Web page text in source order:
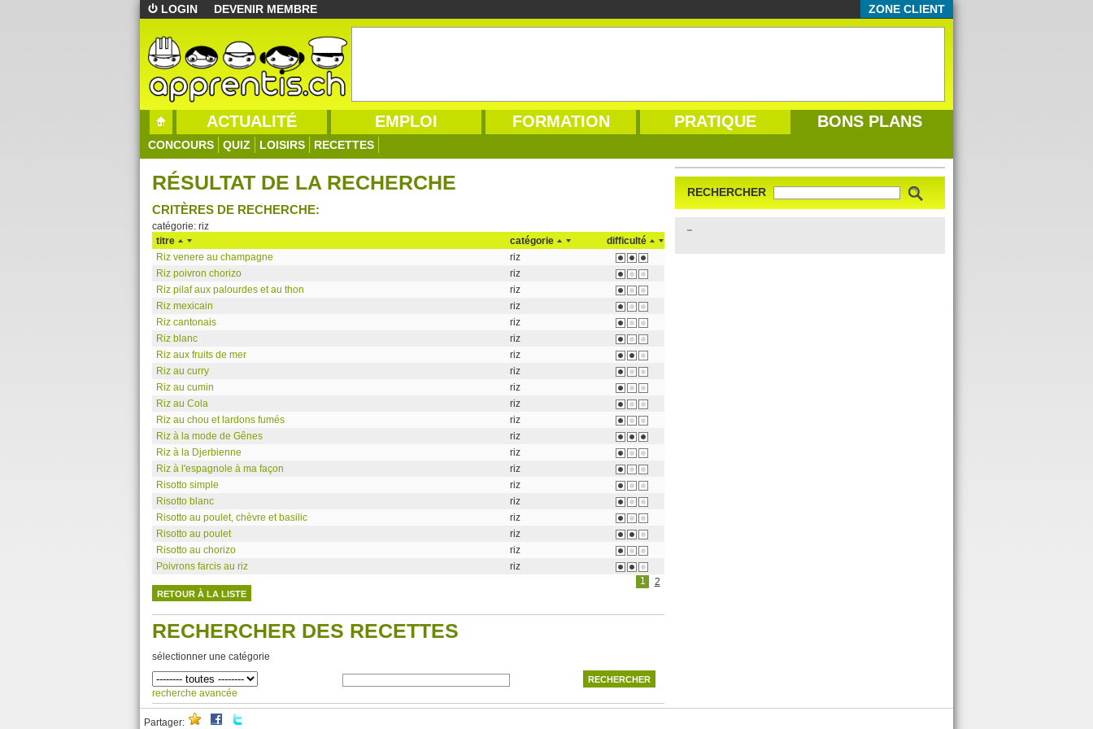
LOGIN DEVENIR MEMBRE ZONE CLIENT
ACTUALITÉ EMPLOI FORMATION PRATIQUE BONS PLANS
CONCOURS QUIZ LOISIRS RECETTES
RECHERCHER
RÉSULTAT DE LA RECHERCHE
CRITÈRES DE RECHERCHE:
catégorie: riz
titre
catégorie
difficulté
Riz venere au champagne
riz
Riz poivron chorizo
riz
Riz pilaf aux palourdes et au thon
riz
Riz mexicain
riz
Riz cantonais
riz
Riz blanc
riz
Riz aux fruits de mer
riz
Riz au curry
riz
Riz au cumin
riz
Riz au Cola
riz
Riz au chou et lardons fumés
riz
Riz à la mode de Gênes
riz
Riz à la Djerbienne
riz
Riz à l'espagnole à ma façon
riz
Risotto simple
riz
Risotto blanc
riz
Risotto au poulet, chèvre et basilic
riz
Risotto au poulet
riz
Risotto au chorizo
riz
Poivrons farcis au riz
riz
1
2
RETOUR À LA LISTE
RECHERCHER DES RECETTES
sélectionner une catégorie
recherche avancée
Partager: